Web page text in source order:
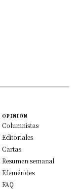
OPINION
Columnistas
Editoriales
Cartas
Resumen semanal
Efemérides
FAQ